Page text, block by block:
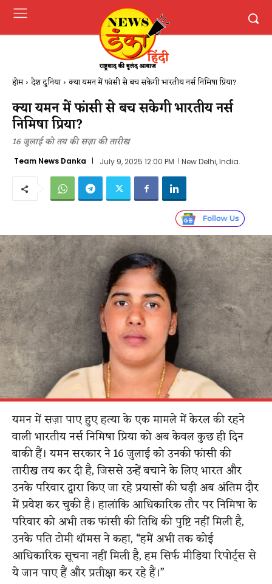
होम देश दुनिया क्या यमन में फांसी से बच सकेगी भारतीय नर्स निमिषा प्रिया?
क्या यमन में फांसी से बच सकेगी भारतीय नर्स
निमिषा प्रिया?
16 जुलाई को तय की सज़ा की तारीख
Team News Danka July 9, 2025 12:00 PM New Delhi, India.
यमन में सज़ा पाए हुए हत्या के एक मामले में केरल की रहने
वाली भारतीय नर्स निमिषा प्रिया को अब केवल कुछ ही दिन
बाकी हैं। यमन सरकार ने 16 जुलाई को उनकी फांसी की
तारीख तय कर दी है, जिससे उन्हें बचाने के लिए भारत और
उनके परिवार द्वारा किए जा रहे प्रयासों की घड़ी अब अंतिम दौर
में प्रवेश कर चुकी है। हालांकि आधिकारिक तौर पर निमिषा के
परिवार को अभी तक फांसी की तिथि की पुष्टि नहीं मिली है,
उनके पति टोमी थॉमस ने कहा, “हमें अभी तक कोई
आधिकारिक सूचना नहीं मिली है, हम सिर्फ मीडिया रिपोर्ट्स से
ये जान पाए हैं और प्रतीक्षा कर रहे हैं।”